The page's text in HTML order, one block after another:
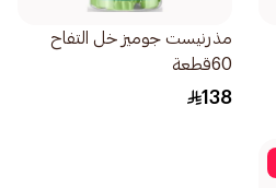
مذرنيست جوميز خل التفاح
60قطعة
138